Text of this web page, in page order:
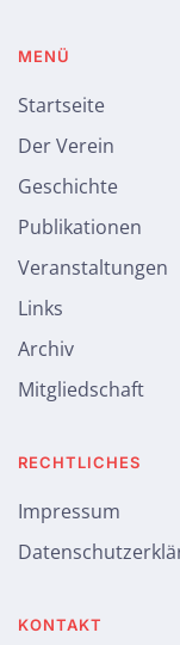
MENÜ
Startseite
Der Verein
Geschichte
Publikationen
Veranstaltungen
Links
Archiv
Mitgliedschaft
RECHTLICHES
Impressum
KONTAKT